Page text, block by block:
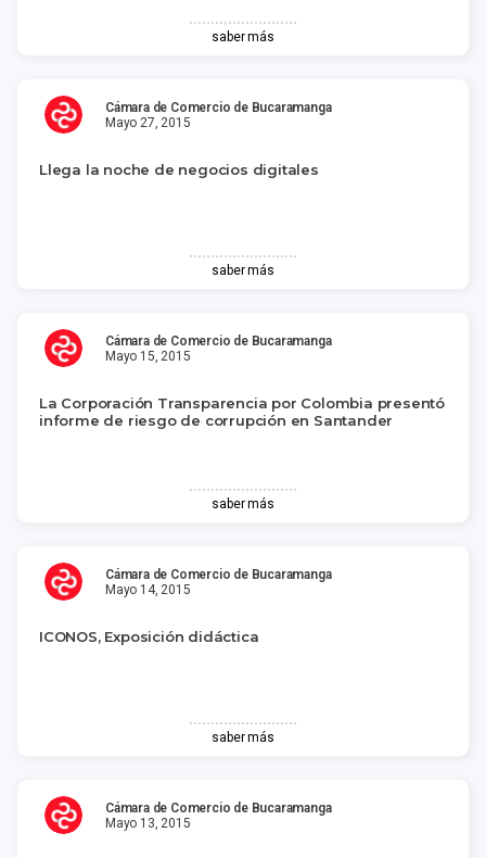
saber más
Cámara de Comercio de Bucaramanga
Mayo 27, 2015
Llega la noche de negocios digitales
saber más
Cámara de Comercio de Bucaramanga
Mayo 15, 2015
La Corporación Transparencia por Colombia presentó
informe de riesgo de corrupción en Santander
saber más
Cámara de Comercio de Bucaramanga
Mayo 14, 2015
ICONOS, Exposición didáctica
saber más
Cámara de Comercio de Bucaramanga
Mayo 13, 2015